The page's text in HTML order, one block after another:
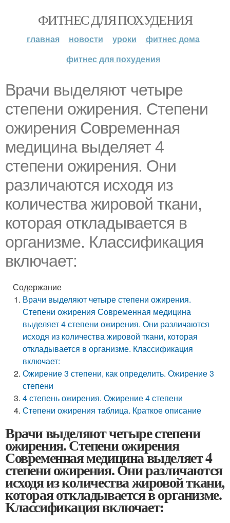
ФИТНЕС ДЛЯ ПОХУДЕНИЯ
главная новости уроки
фитнес дома
фитнес для похудения
Врачи выделяют четыре
степени ожирения. Степени
ожирения Современная
медицина выделяет 4
степени ожирения. Они
различаются исходя из
количества жировой ткани,
которая откладывается в
организме. Классификация
включает:
Содержание
Врачи выделяют четыре степени ожирения.
Степени ожирения Современная медицина
выделяет 4 степени ожирения. Они различаются
исходя из количества жировой ткани, которая
откладывается в организме. Классификация
включает:
Ожирение 3 степени, как определить. Ожирение 3
степени
4 степень ожирения. Ожирение 4 степени
Степени ожирения таблица. Краткое описание
Врачи выделяют четыре степени
ожирения. Степени ожирения
Современная медицина выделяет 4
степени ожирения. Они различаются
исходя из количества жировой ткани,
которая откладывается в организме.
Классификация включает: